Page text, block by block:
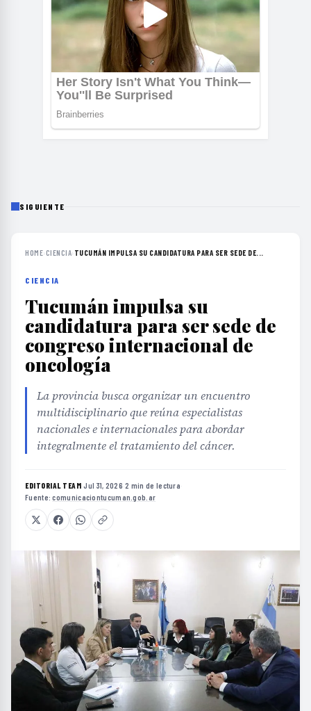
SIGUIENTE
HOME›CIENCIA› TUCUMÁN IMPULSA SU CANDIDATURA PARA SER SEDE DE...
CIENCIA
Tucumán impulsa su
candidatura para ser sede de
congreso internacional de
oncología
La provincia busca organizar un encuentro
multidisciplinario que reúna especialistas
nacionales e internacionales para abordar
integralmente el tratamiento del cáncer.
EDITORIAL TEAM·Jul 31, 2026·2 min de lectura·
Fuente:comunicaciontucuman.gob.ar